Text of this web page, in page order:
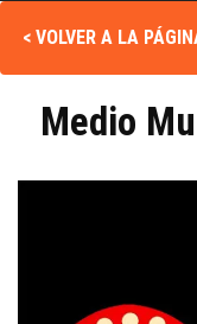
< VOLVER A LA
Medio